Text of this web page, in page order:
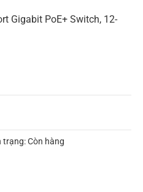
Gigabit PoE+ Switch, 12-
trạng:Còn hàng